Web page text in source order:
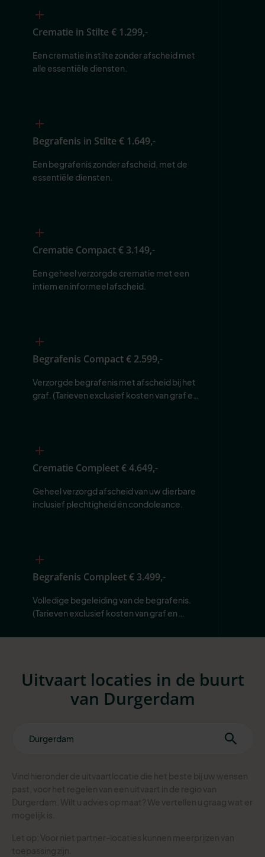
Crematie in Stilte€ 1.299,-
Een crematie in stilte zonder afscheid met
alle essentiële diensten.
Begrafenis in Stilte€ 1.649,-
Een begrafenis zonder afscheid, met de
essentiële diensten.
Crematie Compact€ 3.149,-
Een geheel verzorgde crematie met een
intiem en informeel afscheid.
Begrafenis Compact€ 2.599,-
Verzorgde begrafenis met afscheid bij het
graf. (Tarieven exclusief kosten van graf en
Crematie Compleet€ 4.649,-
Geheel verzorgd afscheid van uw dierbare
inclusief plechtigheid én condoleance.
Begrafenis Compleet€ 3.499,-
Volledige begeleiding van de begrafenis.
(Tarieven exclusief kosten van graf en
Uitvaart locaties in de buurt
van Durgerdam